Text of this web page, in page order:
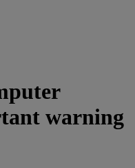
warning